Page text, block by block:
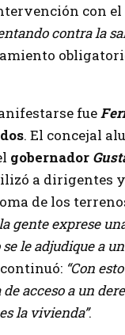
con el
contra la
fue
. El concejal
gobernador
a dirigentes
de los
gente exprese
le adjudique a
“Con
acceso a un
la vivienda”.